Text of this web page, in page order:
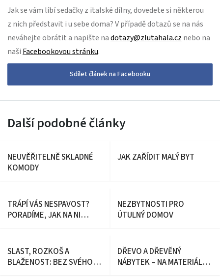
Jak se vám líbí sedačky z italské dílny, dovedete si některou
z nich představit i u sebe doma? V případě dotazů se na nás
neváhejte obrátit a napište nadotazy@zlutahala.cz nebo na
naši Facebookovou stránku.
Sdílet článek na Facebooku
Další podobné články
NEUVĚŘITELNĚ SKLADNÉ
KOMODY
JAK ZAŘÍDIT MALÝ BYT
TRÁPÍ VÁS NESPAVOST?
PORADÍME, JAK NA NI
NEZBYTNOSTI PRO
ÚTULNÝ DOMOV
SLAST, ROZKOŠ A
BLAŽENOST: BEZ SVÉHO
DŘEVO A DŘEVĚNÝ
NÁBYTEK – NA MATERIÁLU